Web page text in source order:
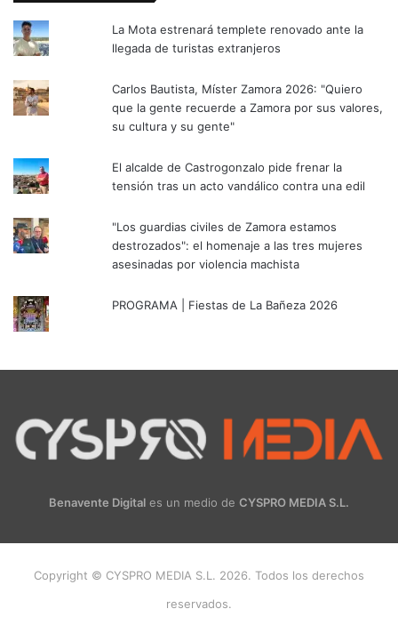
La Mota estrenará templete renovado ante la
llegada de turistas extranjeros
Carlos Bautista, Míster Zamora 2026: "Quiero
que la gente recuerde a Zamora por sus valores,
su cultura y su gente"
El alcalde de Castrogonzalo pide frenar la
tensión tras un acto vandálico contra una edil
"Los guardias civiles de Zamora estamos
destrozados": el homenaje a las tres mujeres
asesinadas por violencia machista
PROGRAMA | Fiestas de La Bañeza 2026
Benavente Digital es un medio de CYSPRO MEDIA S.L.
Copyright © CYSPRO MEDIA S.L. 2026. Todos los derechos
reservados.